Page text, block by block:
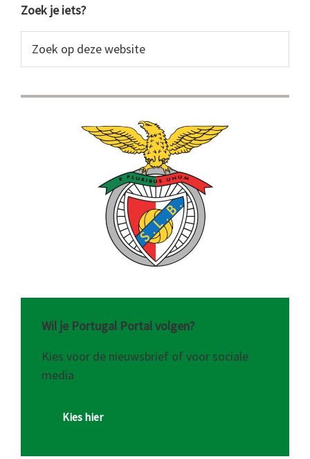
Primaire
Sidebar
Zoek je iets?
op
website
Wil je Portugal Portal volgen?
Kies voor de nieuwsbrief of voor sociale
media
Kies hier